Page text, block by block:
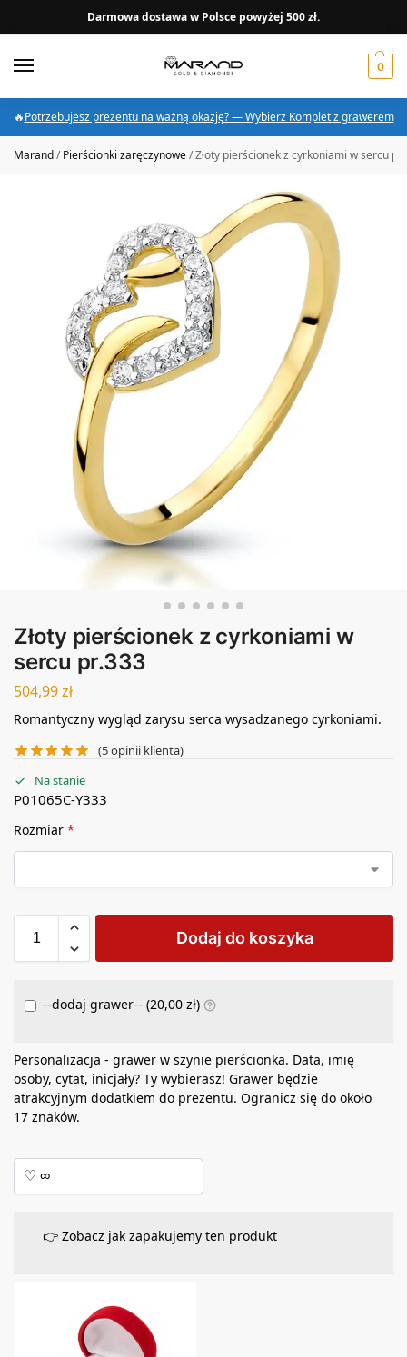
Darmowa dostawa w Polsce powyżej 500 zł.
0
🔥Potrzebujesz prezentu na ważną okazję? — Wybierz Komplet z grawerem
Marand/Pierścionki zaręczynowe/Złoty pierścionek z cyrkoniami w sercu
Złoty pierścionek z cyrkoniami w
sercu pr.333
504,99zł
Romantyczny wygląd zarysu serca wysadzanego cyrkoniami.
(5opinii klienta)
Na stanie
P01065C-Y333
Rozmiar *
Dodaj do koszyka
--dodaj grawer-- (20,00 zł)
Personalizacja - grawer w szynie pierścionka. Data, imię
osoby, cytat, inicjały? Ty wybierasz! Grawer będzie
atrakcyjnym dodatkiem do prezentu. Ogranicz się do około
17 znaków.
👉 Zobacz jak zapakujemy ten produkt